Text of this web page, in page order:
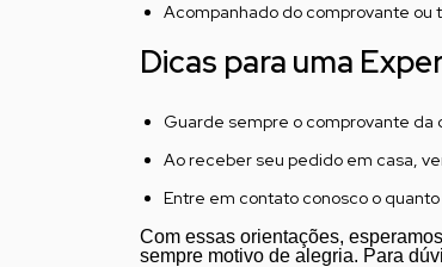
Acompanhado do comprovante ou
Dicas para uma
Guarde sempre o comprovante
Ao receber seu pedido em casa,
Entre em contato conosco o
Com essas orientações,
sempre motivo de alegria. Para